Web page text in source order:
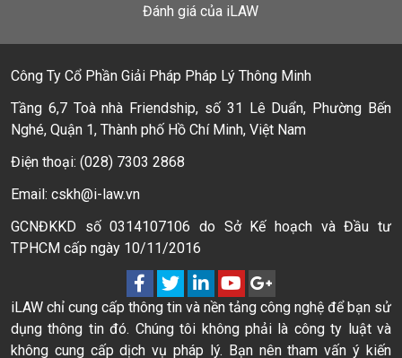
Đánh giá của iLAW
Công Ty Cổ Phần Giải Pháp Pháp Lý Thông Minh
Tầng 6,7 Toà nhà Friendship, số 31 Lê Duẩn, Phường Bến
Nghé, Quận 1, Thành phố Hồ Chí Minh, Việt Nam
Điện thoại: (028) 7303 2868
Email: cskh@i-law.vn
GCNĐKKD số 0314107106 do Sở Kế hoạch và Đầu tư
TPHCM cấp ngày 10/11/2016
iLAW chỉ cung cấp thông tin và nền tảng công nghệ để bạn sử
dụng thông tin đó. Chúng tôi không phải là công ty luật và
không cung cấp dịch vụ pháp lý. Bạn nên tham vấn ý kiến